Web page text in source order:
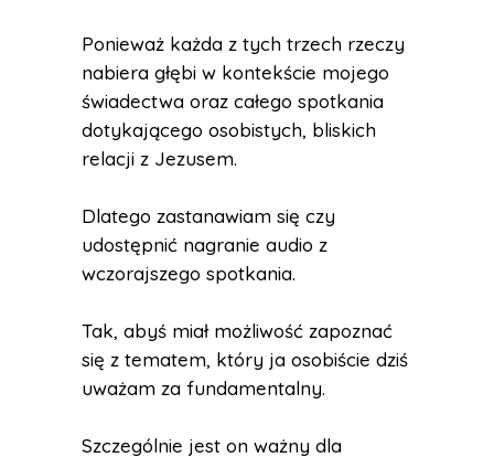
Ponieważ każda z tych trzech rzeczy
nabiera głębi w kontekście mojego
świadectwa oraz całego spotkania
dotykającego osobistych, bliskich
relacji z Jezusem.
Dlatego zastanawiam się czy
udostępnić nagranie audio z
wczorajszego spotkania.
Tak, abyś miał możliwość zapoznać
się z tematem, który ja osobiście dziś
uważam za fundamentalny.
Szczególnie jest on ważny dla